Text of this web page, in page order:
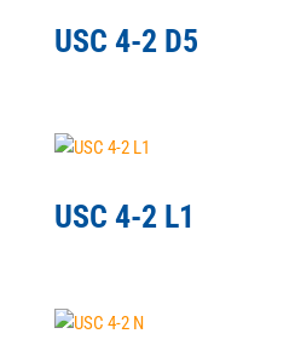
USC 4-2 D5
USC 4-2 L1